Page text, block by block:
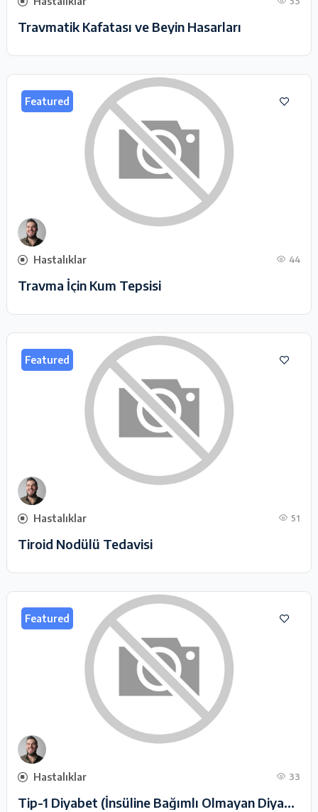
Travmatik Kafatası ve Beyin Hasarları
Featured
Hastalıklar 44
Travma İçin Kum Tepsisi
Featured
Hastalıklar 51
Tiroid Nodülü Tedavisi
Featured
Hastalıklar 33
Tip-1 Diyabet (İnsüline Bağımlı Olmayan Diyabet)